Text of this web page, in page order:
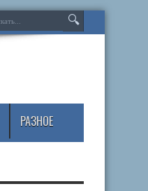
РАЗНОЕ